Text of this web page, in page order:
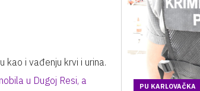
i vađenju krvi i urina.
u Dugoj Resi, a
PU KARLOVAČKA